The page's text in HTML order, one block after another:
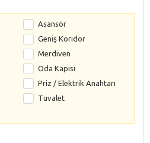
Asansör
Geniş Koridor
Merdiven
Oda Kapısı
Priz / Elektrik Anahtarı
Tuvalet